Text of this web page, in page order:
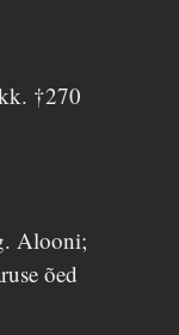
†270
Alooni;
õed